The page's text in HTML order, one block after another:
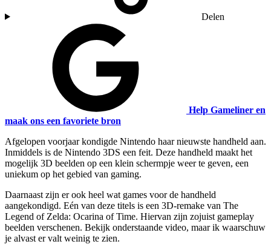
Delen
Help Gameliner en
maak ons een favoriete bron
Afgelopen voorjaar kondigde Nintendo haar nieuwste handheld aan.
Inmiddels is de Nintendo 3DS een feit. Deze handheld maakt het
mogelijk 3D beelden op een klein schermpje weer te geven, een
uniekum op het gebied van gaming.
Daarnaast zijn er ook heel wat games voor de handheld
aangekondigd. Eén van deze titels is een 3D-remake van The
Legend of Zelda: Ocarina of Time. Hiervan zijn zojuist gameplay
beelden verschenen. Bekijk onderstaande video, maar ik waarschuw
je alvast er valt weinig te zien.